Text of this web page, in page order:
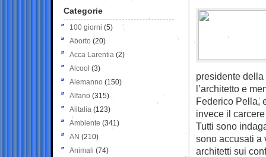
presidente
l’architetto e
Federico Pella,
invece il
Tutti sono
sono accusati a
architetti sui
Categorie
100 giorni (5)
Aborto (20)
Acca Larentia (2)
Alcool (3)
Alemanno (150)
Alfano (315)
Alitalia (123)
Ambiente (341)
AN (210)
Animali (74)